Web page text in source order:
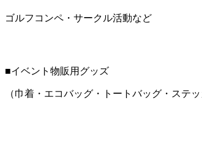
ゴルフコンペ・サークル活動など
■イベント物販用グッズ
（巾着・エコバッグ・トートバッグ・ステッ